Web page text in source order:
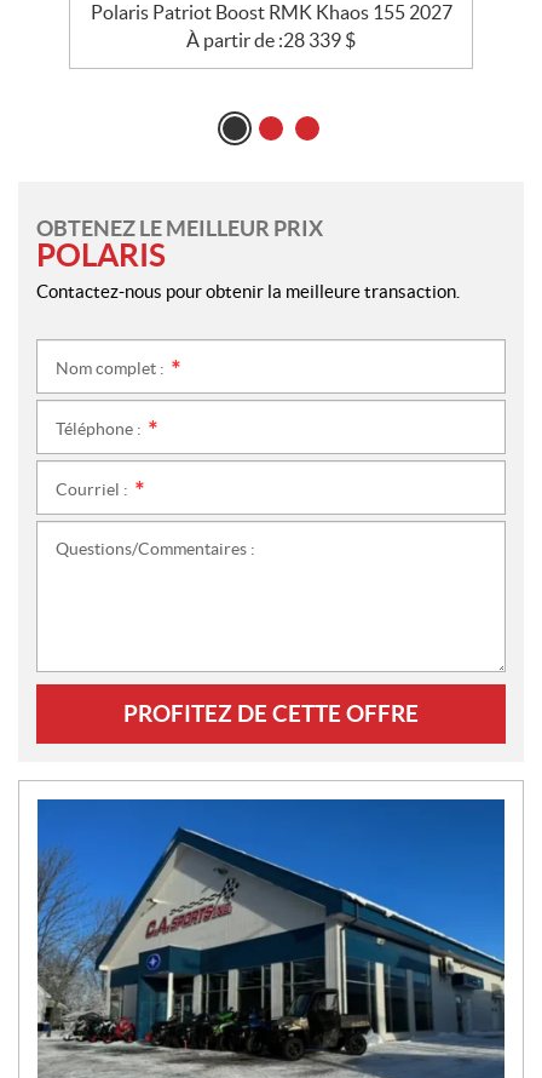
Polaris Patriot Boost RMK Khaos 155 2027
À partir de :28 339 $
OBTENEZ LE MEILLEUR PRIX
POLARIS
Contactez-nous pour obtenir la meilleure transaction.
Nom complet :
Téléphone :
Courriel :
Questions/Commentaires :
PROFITEZ DE CETTE OFFRE
O
U
V
E
L
L
E
S